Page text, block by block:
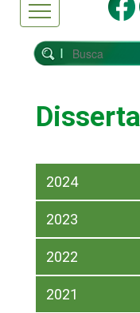
2024
2023
2022
2021